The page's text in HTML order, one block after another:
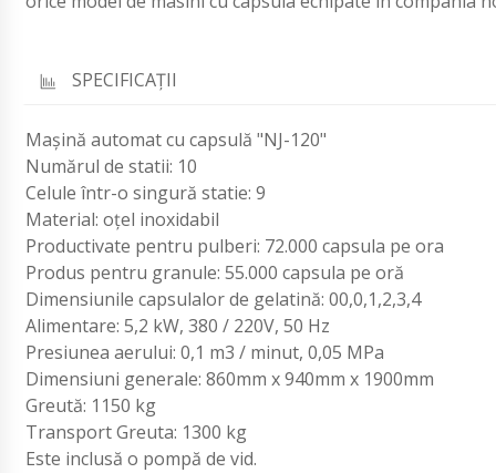
SPECIFICAŢII
Mașină automat cu capsulă "NJ-120"
Numărul de statii: 10
Celule într-o singură statie: 9
Material: oțel inoxidabil
Productivate pentru pulberi: 72.000 capsula pe ora
Produs pentru granule: 55.000 capsula pe oră
Dimensiunile capsulalor de gelatină: 00,0,1,2,3,4
Alimentare: 5,2 kW, 380 / 220V, 50 Hz
Presiunea aerului: 0,1 m3 / minut, 0,05 MPa
Dimensiuni generale: 860mm x 940mm x 1900mm
Greută: 1150 kg
Transport Greuta: 1300 kg
Este inclusă o pompă de vid.